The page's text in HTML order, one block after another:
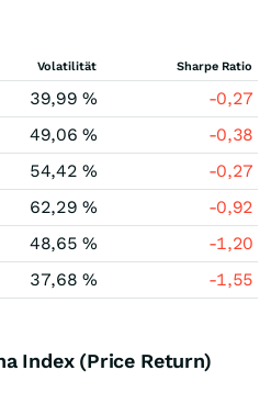
Volatilität Sharpe Ratio
39,99 %
-0,27
49,06 %
-0,38
54,42 %
-0,27
62,29 %
-0,92
48,65 %
-1,20
37,68 % -1,55
Index (Price Return)